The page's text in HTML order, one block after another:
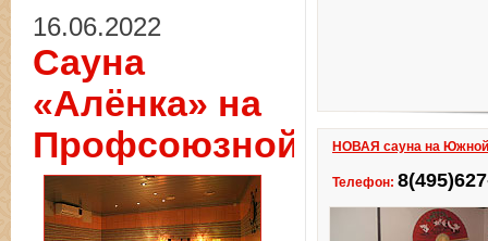
НОВАЯ сауна на
Телефон:
16.06.2022
Сауна
«Алёнка» на
Профсоюзной